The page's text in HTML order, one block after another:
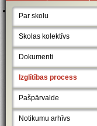
Par skolu
Skolas kolektīvs
Dokumenti
Izglītības process
Pašpārvalde
Notikumu arhīvs